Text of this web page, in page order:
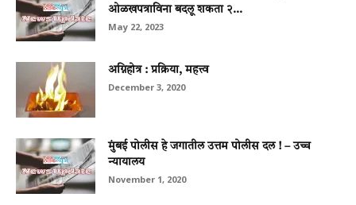
ओळखपत्राविना बदलू शकता २...
May 22, 2023
अग्निहोत्र : प्रक्रिया, महत्त्व
December 3, 2020
मुंबई पोलीस हे जगातील उत्तम पोलीस दल ! – उच्च
न्यायालय
November 1, 2020